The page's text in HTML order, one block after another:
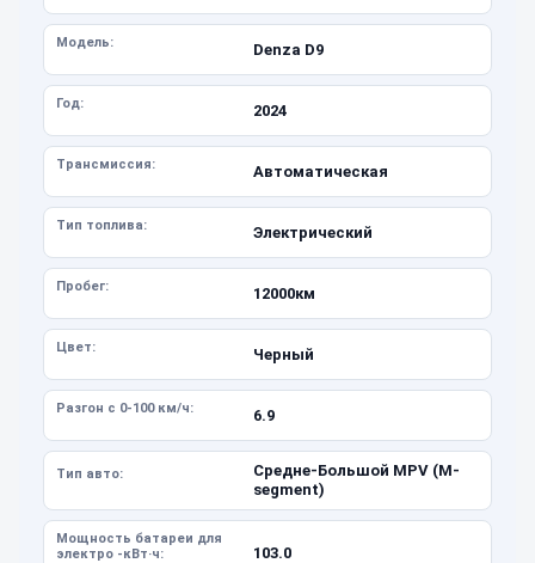
Модель: Denza D9
Год: 2024
Трансмиссия: Автоматическая
Тип топлива: Электрический
Пробег: 12000км
Цвет: Черный
Разгон с 0-100 км/ч: 6.9
Тип авто:
Средне-Большой MPV (M-
segment)
Мощность батареи для
электро -кВт·ч:
103.0